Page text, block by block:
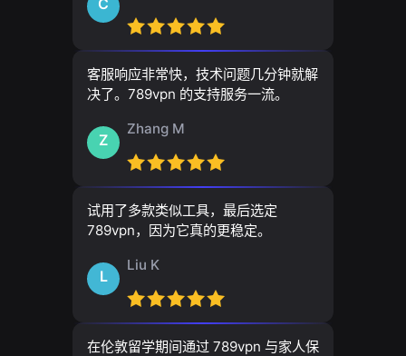
客服响应非常快，技术问题几分钟就解
决了。789vpn 的支持服务一流。
Z
Zhang M
试用了多款类似工具，最后选定
789vpn，因为它真的更稳定。
L
Liu K
在伦敦留学期间通过 789vpn 与家人保